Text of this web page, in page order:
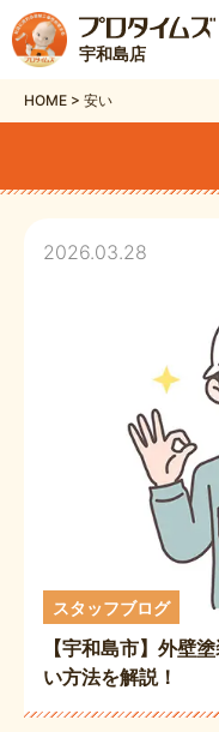
宇和島店
HOME > 安い
2026.03.28
スタッフブログ
【宇和島市】外壁
い方法を解説！